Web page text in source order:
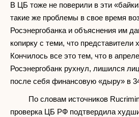
В ЦБ тоже не поверили в эти
такие же проблемы в свое время
Росэнергобанка и объяснения им
копирку с теми, что представители
Кончилось все это тем, что в
Росэнергобанк рухнул, лишился
после себя финансовую «дыру» в
По словам источников
проверка ЦБ РФ подтвердила